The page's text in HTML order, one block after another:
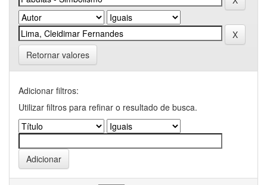
Retornar valores
Adicionar filtros:
Utilizar filtros para refinar o resultado de busca.